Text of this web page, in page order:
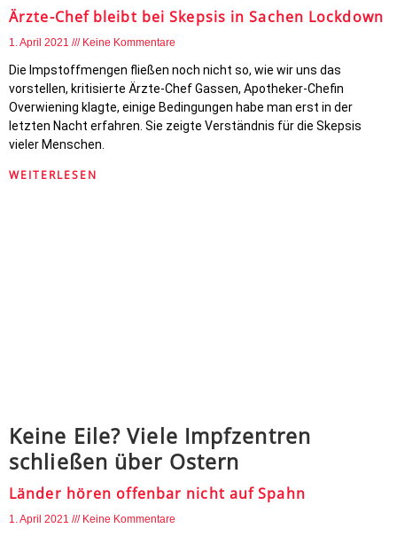
Ärzte-Chef bleibt bei Skepsis in Sachen Lockdown
1. April 2021 Keine Kommentare
Die Impstoffmengen fließen noch nicht so, wie wir uns das
vorstellen, kritisierte Ärzte-Chef Gassen, Apotheker-Chefin
Overwiening klagte, einige Bedingungen habe man erst in der
letzten Nacht erfahren. Sie zeigte Verständnis für die Skepsis
vieler Menschen.
WEITERLESEN
Keine Eile? Viele Impfzentren
schließen über Ostern
Länder hören offenbar nicht auf Spahn
1. April 2021 Keine Kommentare